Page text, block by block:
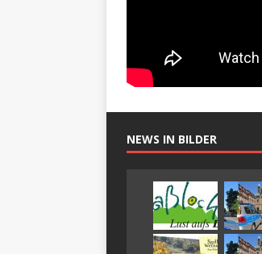
NEWS IN BILDER